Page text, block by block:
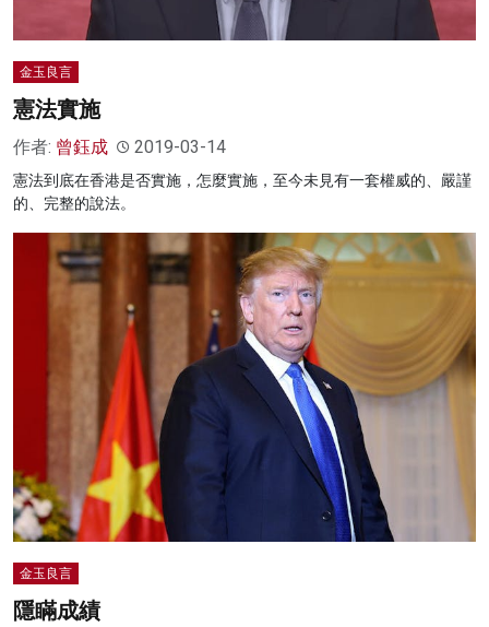
金玉良言
憲法實施
作者: 曾鈺成 2019-03-14
憲法到底在香港是否實施，怎麼實施，至今未見有一套權威的、嚴謹
的、完整的說法。
金玉良言
隱瞞成績